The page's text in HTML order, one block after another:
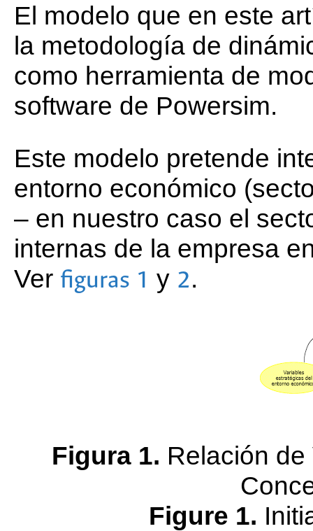
El modelo que en este
la metodología de
como herramienta de
software de Powersim.
Este modelo pretende
entorno económico
– en nuestro caso el
internas de la empresa
Ver figuras 1 y 2.
Figura 1. Relación
Figure 1.